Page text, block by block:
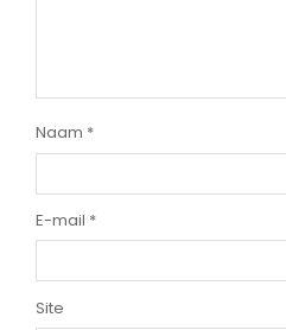
Naam *
E-mail *
Site